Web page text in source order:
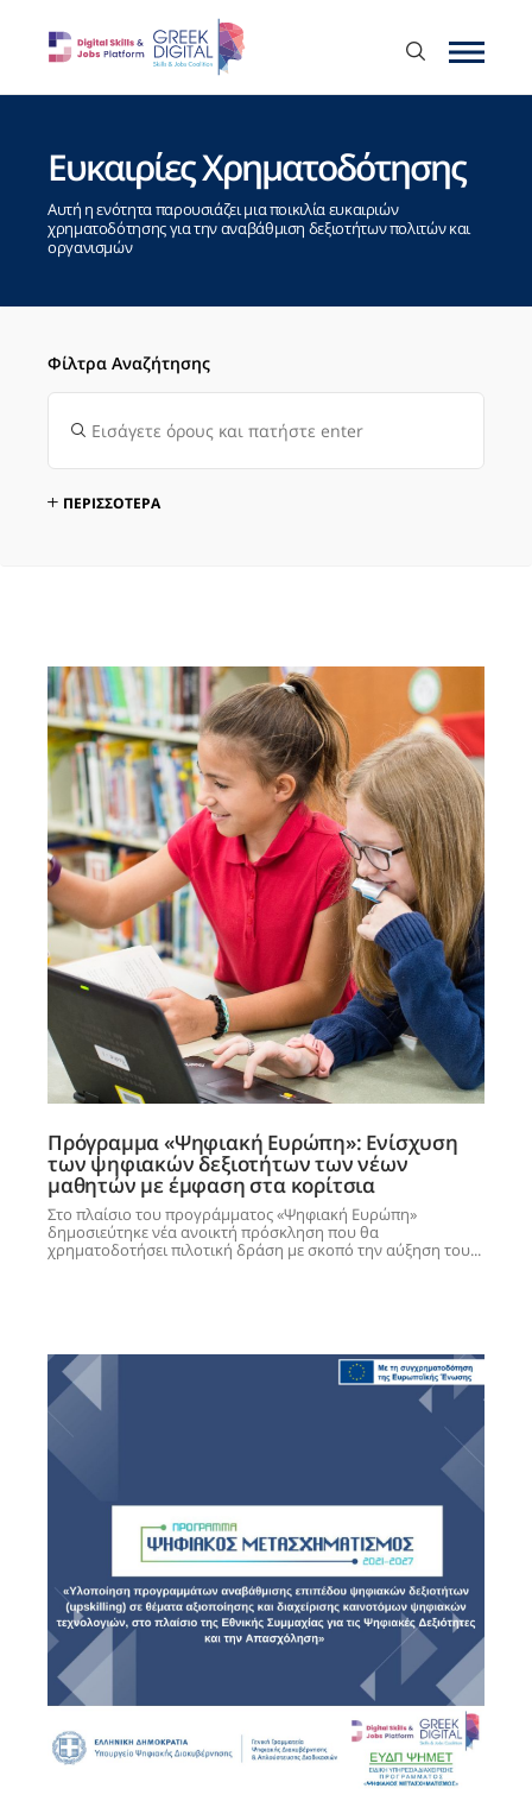
Ευκαιρίες Χρηματοδότησης
Αυτή η ενότητα παρουσιάζει μια ποικιλία ευκαιριών
χρηματοδότησης για την αναβάθμιση δεξιοτήτων πολιτών και
οργανισμών
Φίλτρα Αναζήτησης
ΠΕΡΙΣΣΟΤΕΡΑ
Πρόγραμμα «Ψηφιακή Ευρώπη»: Ενίσχυση
των ψηφιακών δεξιοτήτων των νέων
μαθητών με έμφαση στα κορίτσια
Στο πλαίσιο του προγράμματος «Ψηφιακή Ευρώπη»
δημοσιεύτηκε νέα ανοικτή πρόσκληση που θα
χρηματοδοτήσει πιλοτική δράση με σκοπό την αύξηση του...